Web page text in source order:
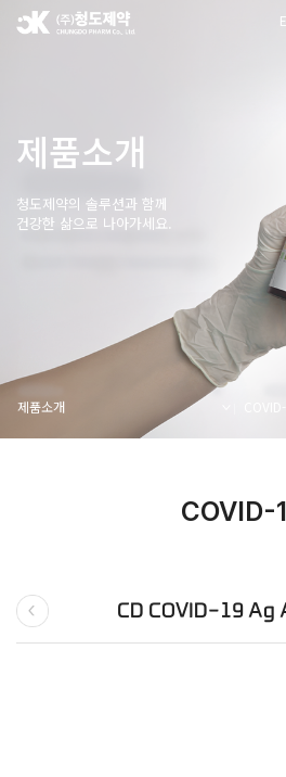
제품소개
청도제약의 솔루션과 함께
건강한 삶으로 나아가세요.
제품소개
COVID-
CD COVID-19 Ag